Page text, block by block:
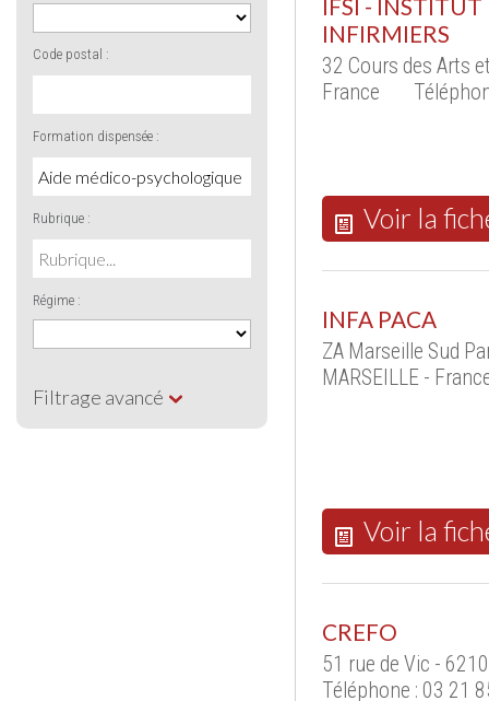
Code postal :
Formation dispensée :
Rubrique :
Régime :
Filtrage avancé
IFSI -
INFIRMIERS
32 Cours des Arts
France
Voir la
INFA PACA
ZA Marseille Sud
MARSEILLE -
Voir la
CREFO
51 rue de Vic -
Téléphone : 03 21